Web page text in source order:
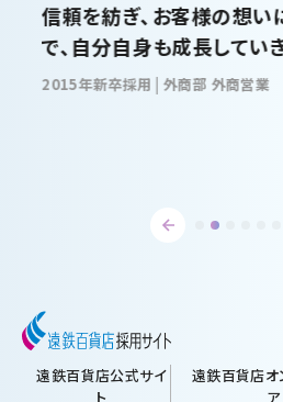
人のやさしさと成長の機会
経験からの挑戦で知識とキ
ました。
遠鉄百貨店公式サイ
ト
遠鉄百貨店オ
ア